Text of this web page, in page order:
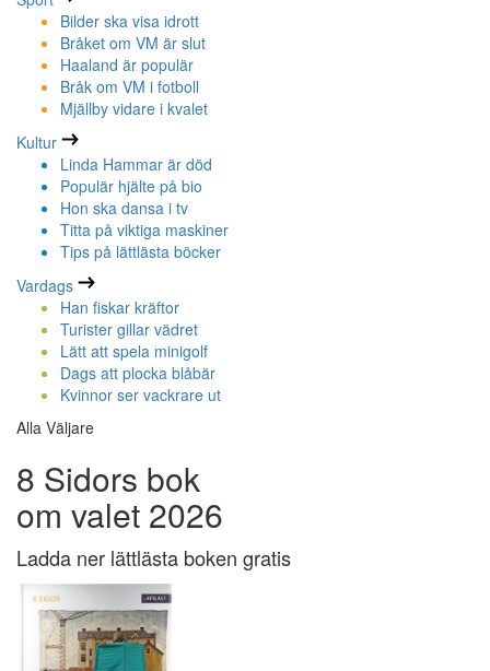
Bilder ska visa idrott
Bråket om VM är slut
Haaland är populär
Bråk om VM i fotboll
Mjällby vidare i kvalet
Kultur
Linda Hammar är död
Populär hjälte på bio
Hon ska dansa i tv
Titta på viktiga maskiner
Tips på lättlästa böcker
Vardags
Han fiskar kräftor
Turister gillar vädret
Lätt att spela minigolf
Dags att plocka blåbär
Kvinnor ser vackrare ut
Alla Väljare
8 Sidors bok
om valet 2026
Ladda ner lättlästa boken gratis